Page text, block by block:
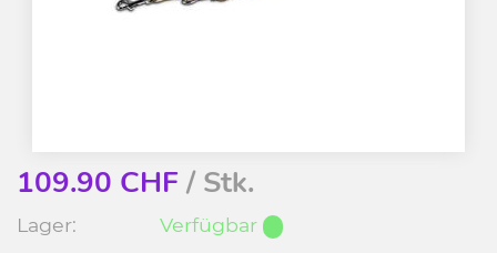
109.90 CHF/ Stk.
Lager: Verfügbar